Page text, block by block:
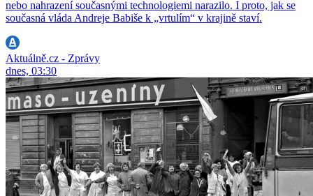
nebo nahrazení současnými technologiemi narazilo. I proto, jak se
současná vláda Andreje Babiše k „vrtulím“ v krajině staví.
Aktuálně.cz - Zprávy
dnes, 03:30